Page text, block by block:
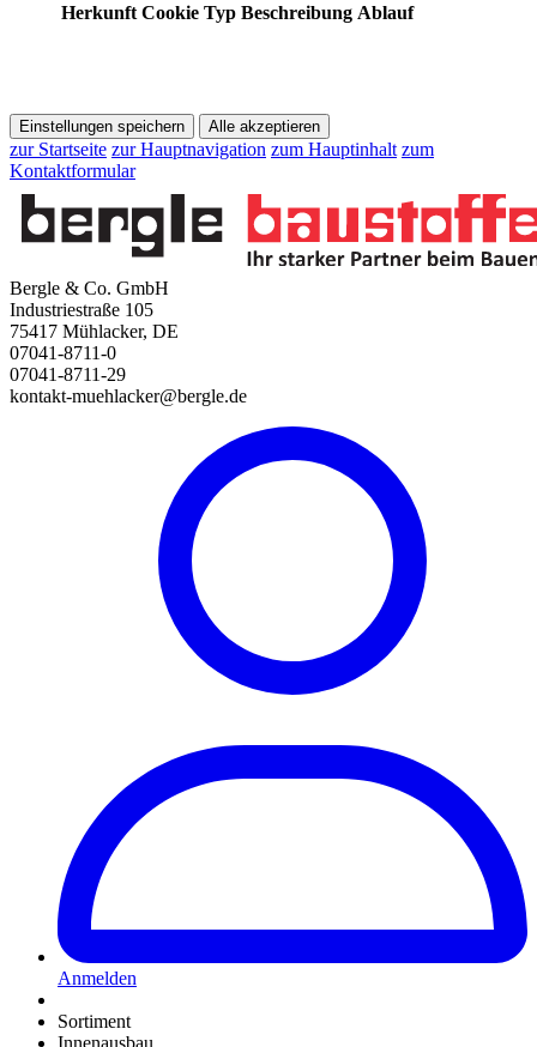
Herkunft Cookie Typ Beschreibung Ablauf
Einstellungen speichern Alle akzeptieren
zur Startseite zur Hauptnavigation zum Hauptinhalt zum
Kontaktformular
Bergle & Co. GmbH
Industriestraße 105
75417 Mühlacker, DE
07041-8711-0
07041-8711-29
kontakt-muehlacker@bergle.de
Anmelden
Sortiment
Innenausbau